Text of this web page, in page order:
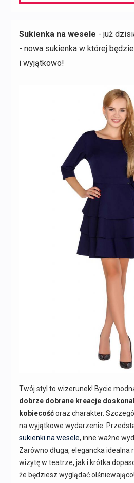
Sukienka na wesele - już
- nowa sukienka w której
i wyjątkowo!
Twój styl to wizerunek! Bycie
dobrze dobrane kreacje
kobiecośćoraz charakter.
na wyjątkowe wydarzenie.
sukienki na wesele, inne ważne
Zarówno długa, elegancka idealna
wizytę w teatrze, jak i krótka
że będziesz wyglądać olśniewająco!